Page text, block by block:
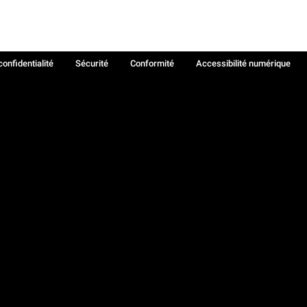
Sécurité Conformité
Accessibilité numérique